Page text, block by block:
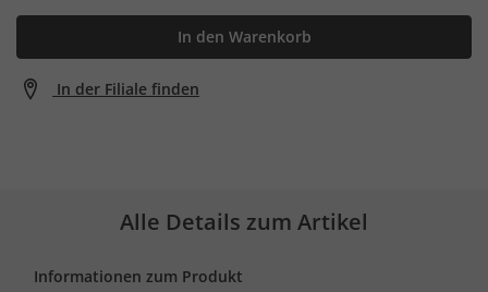
In den Warenkorb
In der Filiale finden
Alle Details zum Artikel
Informationen zum Produkt